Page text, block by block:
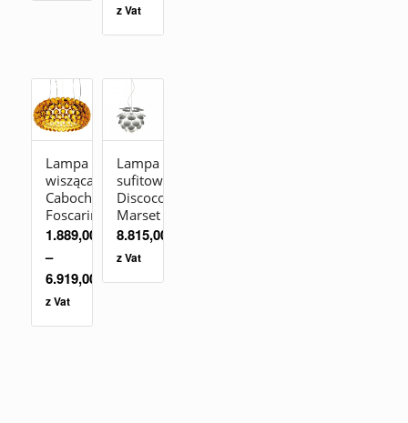
z Vat
Lampa
wisząca
Caboche
Foscarini
1.889,00
–
6.919,00 zł
z Vat
Lampa
sufitowa
Discoco
Marset
8.815,00
z Vat